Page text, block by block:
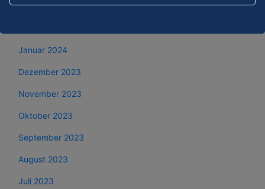
März 2024
Januar 2024
Dezember 2023
November 2023
Oktober 2023
September 2023
August 2023
Juli 2023